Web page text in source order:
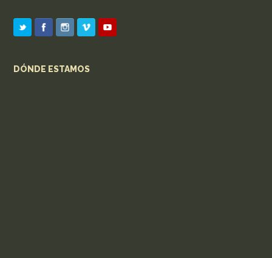
DÓNDE ESTAMOS